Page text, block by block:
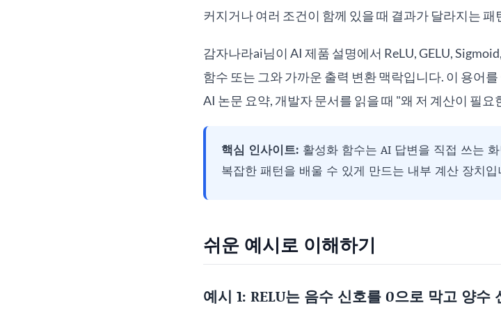
커지거나 여러 조건이 함께 있을 때 결과가 달라지는 패
감자나라ai님이 AI 제품 설명에서 ReLU, GELU,
함수 또는 그와 가까운 출력 변환 맥락입니다. 이 용어
AI 논문 요약, 개발자 문서를 읽을 때 "왜 저 계산이 필
핵심 인사이트: 활성화 함수는 AI 답변을 직접 쓰는
복잡한 패턴을 배울 수 있게 만드는 내부 계산 장치입
쉬운 예시로 이해하기
예시 1: RELU는 음수 신호를 0으로 막고 양수